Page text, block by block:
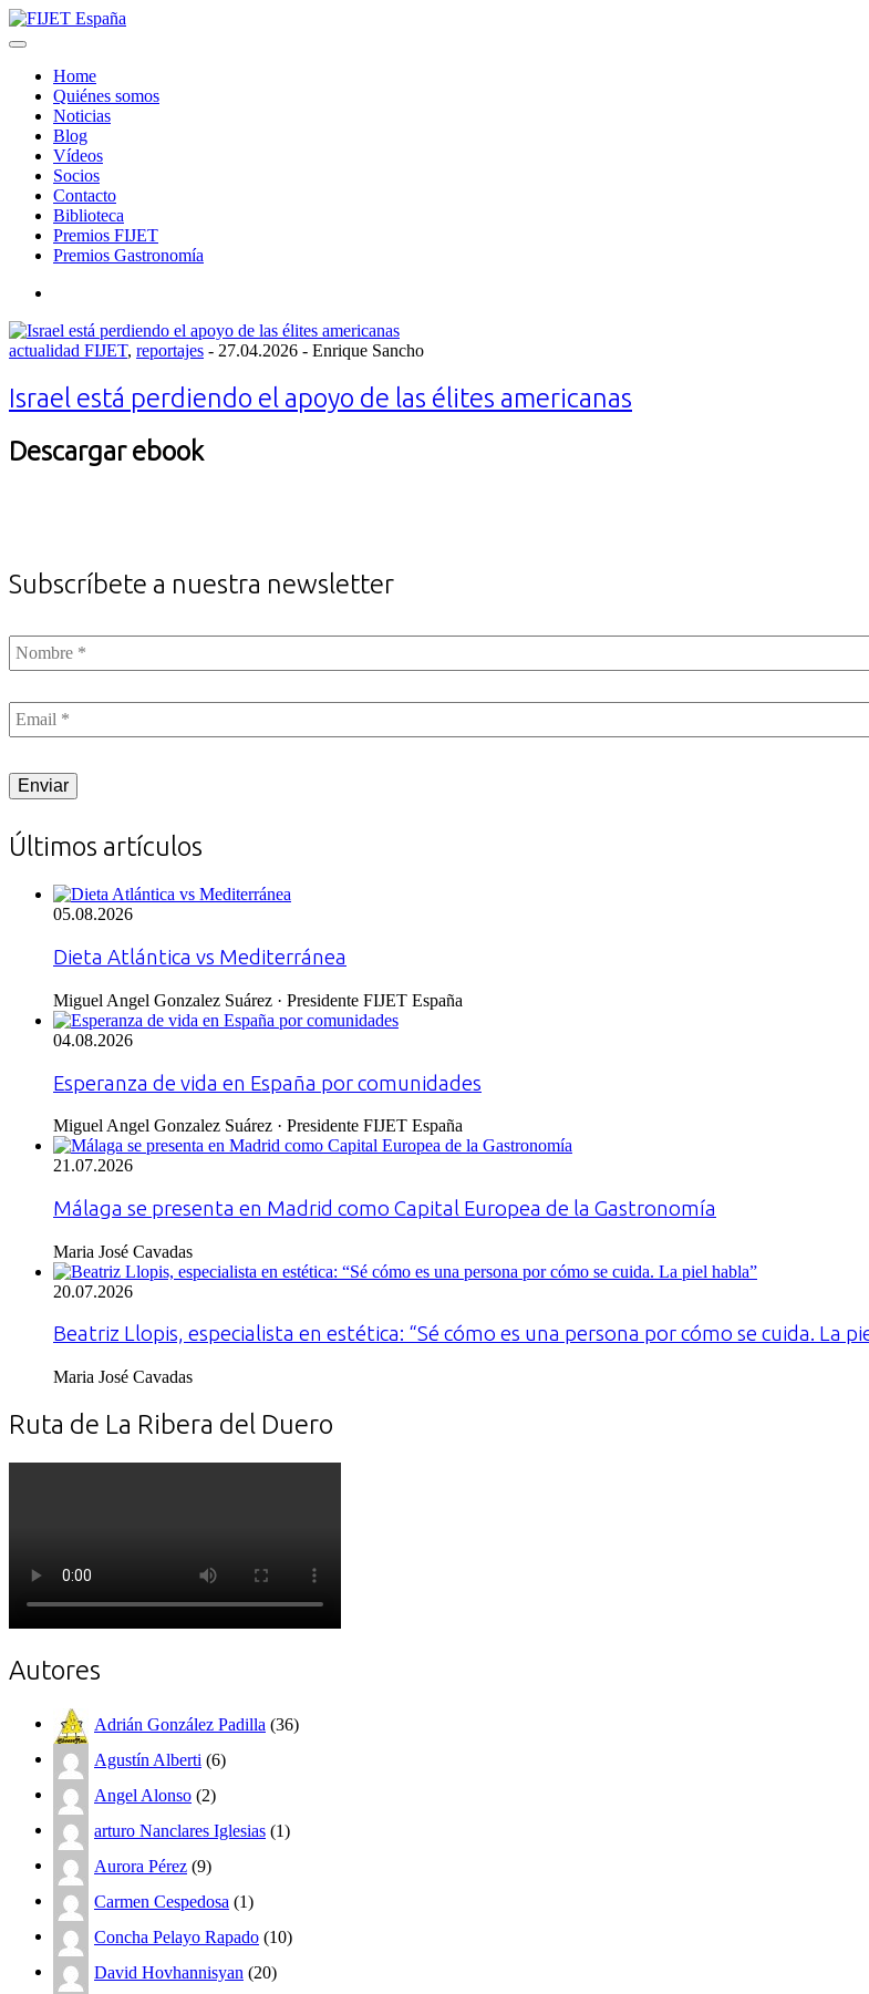
Skip
to
Menu
Home
Quiénes somos
Noticias
Blog
Vídeos
Socios
Contacto
Biblioteca
Premios FIJET
Premios Gastronomía
actualidad FIJET, reportajes - Posted
27.04.2026 - Enrique Sancho
Israel está perdiendo el apoyo de las élites americanas
Descargar ebook
Subscríbete a nuestra newsletter
Nombre *
Email *
Últimos artículos
05.08.2026
Dieta Atlántica vs Mediterránea
Miguel Angel Gonzalez Suárez · Presidente FIJET España
04.08.2026
Esperanza de vida en España por comunidades
Miguel Angel Gonzalez Suárez · Presidente FIJET España
21.07.2026
Málaga se presenta en Madrid como Capital Europea de la Gastronomía
Maria José Cavadas
20.07.2026
Beatriz Llopis, especialista en estética: “Sé cómo es una persona por cómo se cuida. La
Maria José Cavadas
Ruta de La Ribera del Duero
Autores
Adrián González Padilla (36)
Agustín Alberti (6)
Angel Alonso (2)
arturo Nanclares Iglesias (1)
Aurora Pérez (9)
Carmen Cespedosa (1)
Concha Pelayo Rapado (10)
David Hovhannisyan (20)